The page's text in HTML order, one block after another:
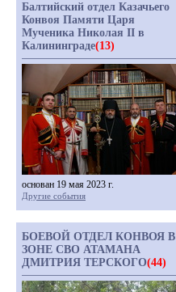
Балтийский отдел Казачьего
Конвоя Памяти Царя
Мученика Николая II в
Калининграде(13)
основан 19 мая 2023 г.
Другие события
БОЕВОЙ ОТДЕЛ КОНВОЯ В
ЗОНЕ СВО АТАМАНА
ДМИТРИЯ ТЕРСКОГО(44)